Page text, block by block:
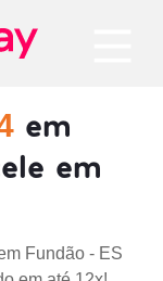
em
em
Fundão - ES